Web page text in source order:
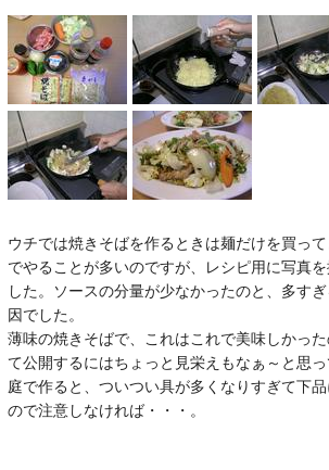
ウチでは焼きそばを作るときは麺だけを買っ
でやることが多いのですが、レシピ用に写真
した。ソースの分量が少なかったのと、多す
因でした。
薄味の焼きそばで、これはこれで美味しかっ
て公開するにはちょっと見栄えもなぁ～と思
庭で作ると、ついつい具が多くなりすぎて下
ので注意しなければ・・・。